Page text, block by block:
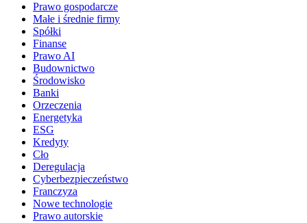
Prawo gospodarcze
Małe i średnie firmy
Spółki
Finanse
Prawo AI
Budownictwo
Środowisko
Banki
Orzeczenia
Energetyka
ESG
Kredyty
Cło
Deregulacja
Cyberbezpieczeństwo
Franczyza
Nowe technologie
Prawo autorskie